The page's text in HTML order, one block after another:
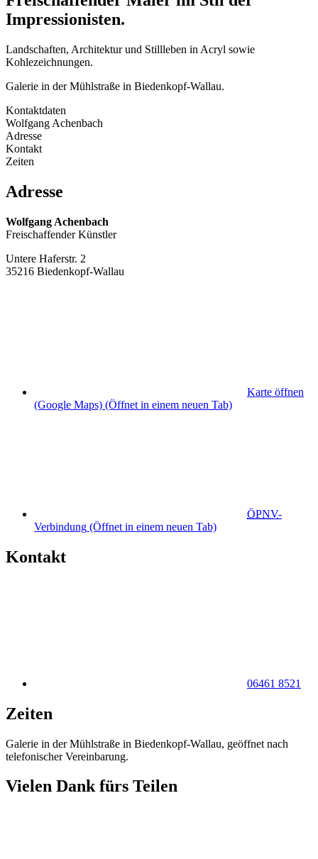
Impressionisten.
Landschaften, Architektur und Stillleben in Acryl sowie
Kohlezeichnungen.
Galerie in der Mühlstraße in Biedenkopf-Wallau.
Kontaktdaten
Wolfgang Achenbach
Adresse
Kontakt
Zeiten
Adresse
Wolfgang Achenbach
Freischaffender Künstler
Untere Haferstr. 2
35216 Biedenkopf-Wallau
Karte öffnen
(Google Maps) (Öffnet in einem neuen Tab)
ÖPNV-
Verbindung (Öffnet in einem neuen Tab)
Kontakt
06461 8521
Zeiten
Galerie in der Mühlstraße in Biedenkopf-Wallau, geöffnet nach
telefonischer Vereinbarung.
Vielen Dank fürs Teilen